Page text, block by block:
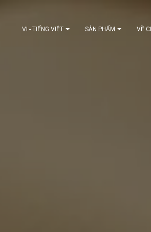
VI - TIẾNG VIỆT SẢN PHẨM VỀ